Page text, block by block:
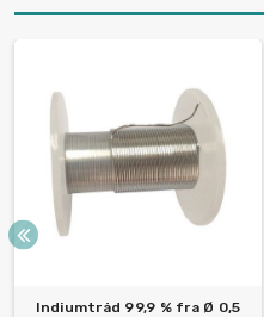
Indiumtråd 99,9 % fra Ø 0,5